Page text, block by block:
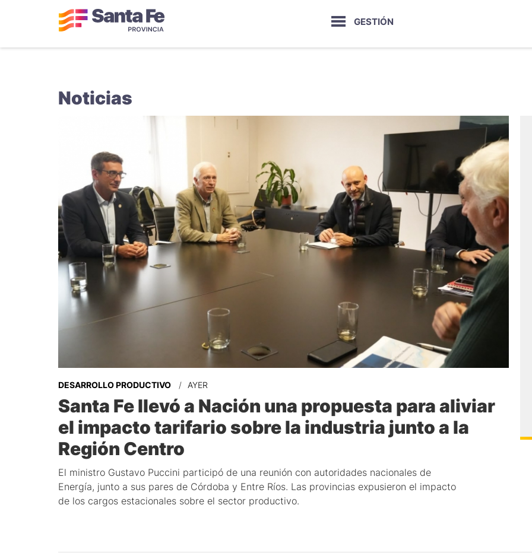
GESTIÓN
Noticias
DESARROLLO PRODUCTIVO AYER
Santa Fe llevó a Nación una propuesta para aliviar
el impacto tarifario sobre la industria junto a la
Región Centro
El ministro Gustavo Puccini participó de una reunión con autoridades nacionales de
Energía, junto a sus pares de Córdoba y Entre Ríos. Las provincias expusieron el impacto
de los cargos estacionales sobre el sector productivo.